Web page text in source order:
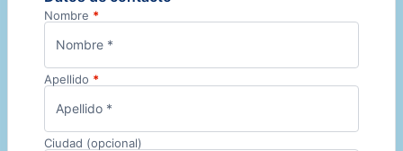
Nombre *
Apellido *
Ciudad (opcional)